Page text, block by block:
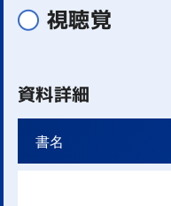
視聴覚
資料詳細